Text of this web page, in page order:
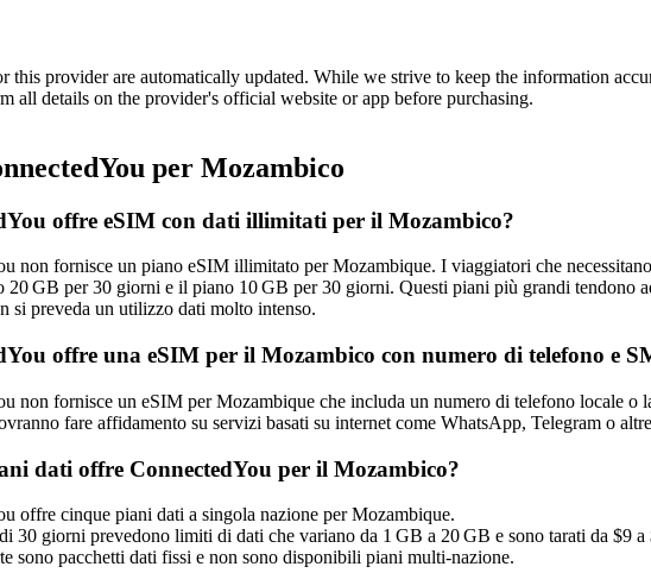
this provider are automatically updated. While we strive to keep the information
all details on the provider's official website or app before purchasing.
per Mozambico
offre eSIM con dati illimitati per il Mozambico?
non fornisce un piano eSIM illimitato per Mozambique. I viaggiatori che
20 GB per 30 giorni e il piano 10 GB per 30 giorni. Questi piani più grandi tendono
si preveda un utilizzo dati molto intenso.
offre una eSIM per il Mozambico con numero di telefono e
non fornisce un eSIM per Mozambique che includa un numero di telefono locale
fare affidamento su servizi basati su internet come WhatsApp, Telegram o
dati offre ConnectedYou per il Mozambico?
offre cinque piani dati a singola nazione per Mozambique.
30 giorni prevedono limiti di dati che variano da 1 GB a 20 GB e sono tarati da $9 a
sono pacchetti dati fissi e non sono disponibili piani multi‑nazione.